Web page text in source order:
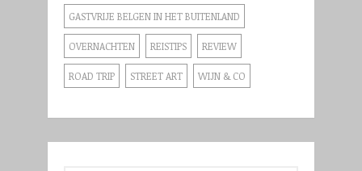
GASTVRIJE BELGEN IN HET BUITENLAND
OVERNACHTEN REISTIPS REVIEW
ROAD TRIP STREET ART WIJN & CO